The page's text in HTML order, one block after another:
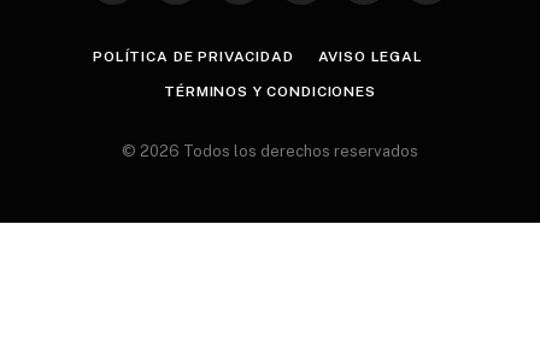
POLÍTICA DE PRIVACIDAD AVISO LEGAL
TÉRMINOS Y CONDICIONES
© 2026 Todos los derechos reservados